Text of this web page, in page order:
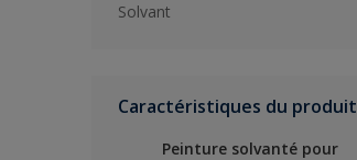
Solvant
Caractéristiques du produit
Peinture solvanté pour